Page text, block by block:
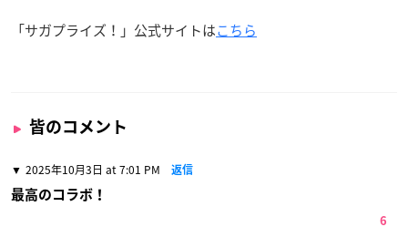
「サガプライズ！」公式サイトはこちら
皆のコメント
2025年10月3日 at 7:01 PM 返信
最高のコラボ！
6